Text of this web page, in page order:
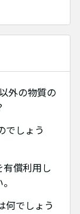
外の物質の
でしょう
償利用し
何でしょう